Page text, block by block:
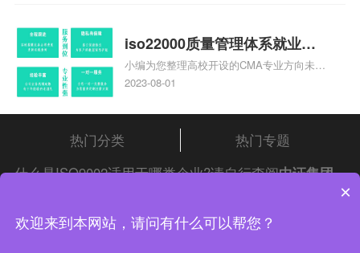
标准是什么相关iso体系认证知识，详情可
查看下方正文！
iso22000质量管理体系就业方
向，质量管理与认证就业方向
小编为您整理高校开设的CMA专业方向未来
就业前景及就业方向如何、cma就业方向有
和cma未来就业方向、大学生考完cma，就
哪些就业方向相关iso体系认证知识，详情
可查看下方正文！
2023-08-01
热门分类
热门专题
什么是ISO9002适用于哪类企业?请自行查阅中证集团
中证集团体系认证 版权所有 Copyright © 2022
×
欢迎来到本网站，请问有什么可以帮您？